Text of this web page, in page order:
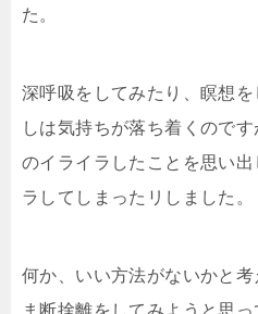
た。
深呼吸をしてみたり、瞑想
しは気持ちが落ち着くので
のイライラしたことを思い
ラしてしまったリしました。
何か、いい方法がないかと
ま断捨離をしてみようと思